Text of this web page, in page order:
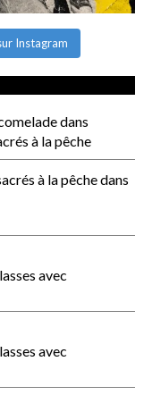
Instagram
dans
à la pêche
à la pêchedans
avec
avec